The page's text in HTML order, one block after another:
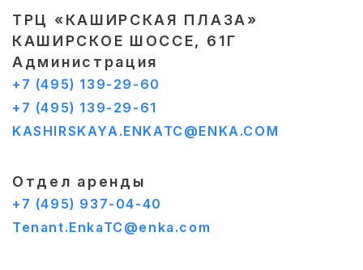
ТРЦ «КАШИРСКАЯ ПЛАЗА»
КАШИРСКОЕ ШОССЕ, 61Г
Администрация
+7 (495) 139-29-60
+7 (495) 139-29-61
KASHIRSKAYA.ENKATC@ENKA.COM
Отдел аренды
+7 (495) 937-04-40
Tenant.EnkaTC@enka.com